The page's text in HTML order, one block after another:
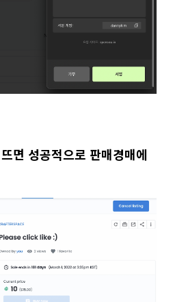
면 성공적으로 판매경매에